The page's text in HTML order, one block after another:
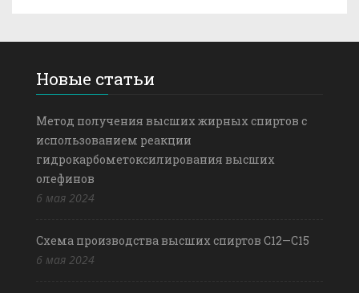
Новые статьи
Метод получения высших жирных спиртов с
использованием реакции
гидрокарбометоксилирования высших
олефинов
6 мая 2024
Схема производства высших спиртов С12—С15
6 мая 2024